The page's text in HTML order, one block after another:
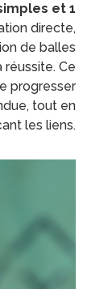
et 1
directe,
de balles
réussite. Ce
progresser
tout en
les liens.